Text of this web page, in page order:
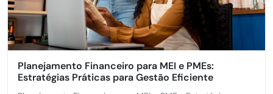
Planejamento Financeiro para MEI e PMEs:
Estratégias Práticas para Gestão Eficiente